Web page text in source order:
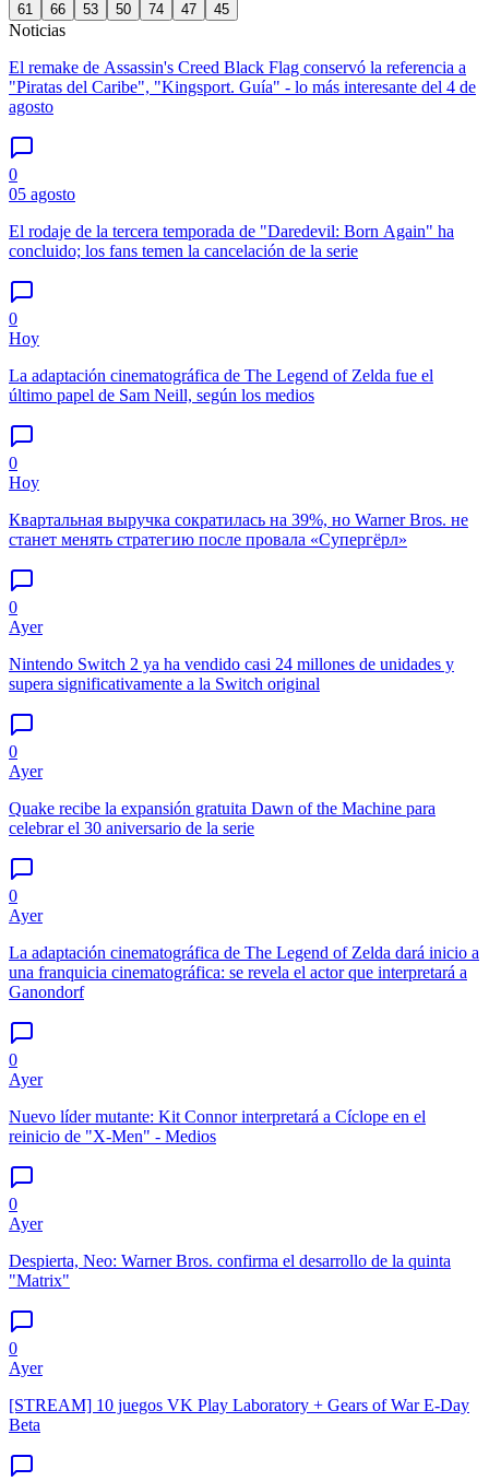
61
66
53
50
74
47
45
Noticias
El remake de Assassin's Creed Black Flag conservó la referencia a
"Piratas del Caribe", "Kingsport. Guía" - lo más interesante del 4 de
agosto
0
05 agosto
El rodaje de la tercera temporada de "Daredevil: Born Again" ha
concluido; los fans temen la cancelación de la serie
0
Hoy
La adaptación cinematográfica de The Legend of Zelda fue el
último papel de Sam Neill, según los medios
0
Hoy
Квартальная выручка сократилась на 39%, но Warner Bros. не
станет менять стратегию после провала «Супергёрл»
0
Ayer
Nintendo Switch 2 ya ha vendido casi 24 millones de unidades y
supera significativamente a la Switch original
0
Ayer
Quake recibe la expansión gratuita Dawn of the Machine para
celebrar el 30 aniversario de la serie
0
Ayer
La adaptación cinematográfica de The Legend of Zelda dará inicio a
una franquicia cinematográfica: se revela el actor que interpretará a
Ganondorf
0
Ayer
Nuevo líder mutante: Kit Connor interpretará a Cíclope en el
reinicio de "X-Men" - Medios
0
Ayer
Despierta, Neo: Warner Bros. confirma el desarrollo de la quinta
"Matrix"
0
Ayer
[STREAM] 10 juegos VK Play Laboratory + Gears of War E-Day
Beta